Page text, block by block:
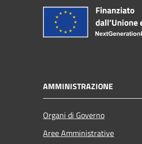
AMMINISTRAZIONE
Organi di Governo
Aree Amministrative